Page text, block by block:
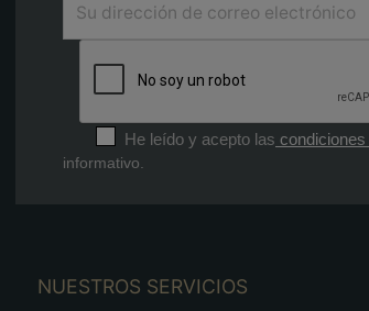
He leído y acepto las condiciones
informativo.
NUESTROS SERVICIOS